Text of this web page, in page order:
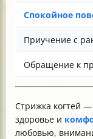
Спокойное
Приучение с
Обращение к
Стрижка когтей
здоровье и
любовью,